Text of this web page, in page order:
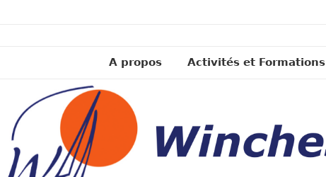
A propos Activités et Formations